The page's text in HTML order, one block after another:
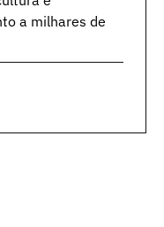
a milhares de